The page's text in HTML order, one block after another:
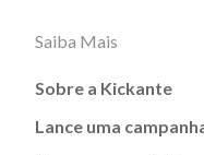
Saiba Mais
Sobre a Kickante
Lance uma